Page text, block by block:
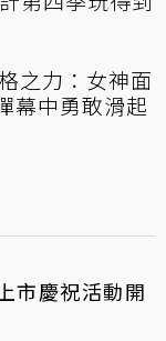
之力：女神面
幕中勇敢滑起
市慶祝活動開